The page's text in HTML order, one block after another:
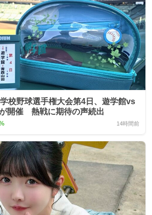
校野球選手権大会第4日、遊学館vs
開催 熱戦に期待の声続出
14時間前